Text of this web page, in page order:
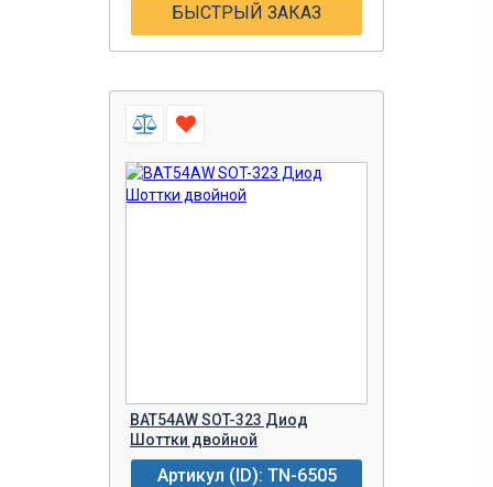
БЫСТРЫЙ ЗАКАЗ
BAT54AW SOT-323 Диод
Шоттки двойной
Артикул (ID): TN-6505